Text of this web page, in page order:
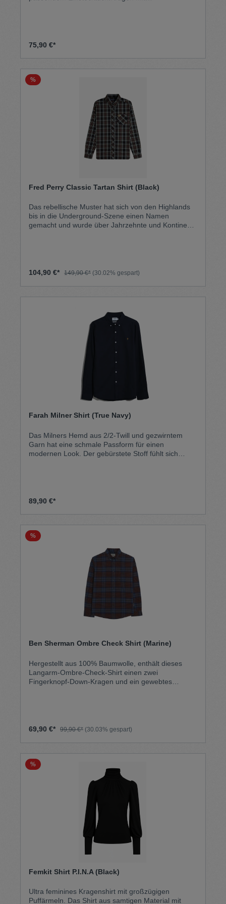
PassformWaschmaschinenfest
75,90 €*
%
Fred Perry Classic Tartan Shirt (Black)
Das rebellische Muster hat sich von den Highlands
bis in die Underground-Szene einen Namen
gemacht und wurde über Jahrzehnte und Kontinente
tragen. 100% Baumwolle Waschmaschinenfest
104,90 €* 149,90 €* (30.02% gespart)
Farah Milner Shirt (True Navy)
Das Milners Hemd aus 2/2-Twill und gezwirntem
Garn hat eine schmale Passform für einen
modernen Look. Der gebürstete Stoff fühlt sich
89,90 €*
%
Ben Sherman Ombre Check Shirt (Marine)
Hergestellt aus 100% Baumwolle, enthält dieses
Langarm-Ombre-Check-Shirt einen zwei
Fingerknopf-Down-Kragen und ein gewebtes
69,90 €* 99,90 €* (30.03% gespart)
%
Femkit Shirt P.I.N.A (Black)
Ultra feminines Kragenshirt mit großzügigen
Puffärmeln. Das Shirt aus samtigen Material mit